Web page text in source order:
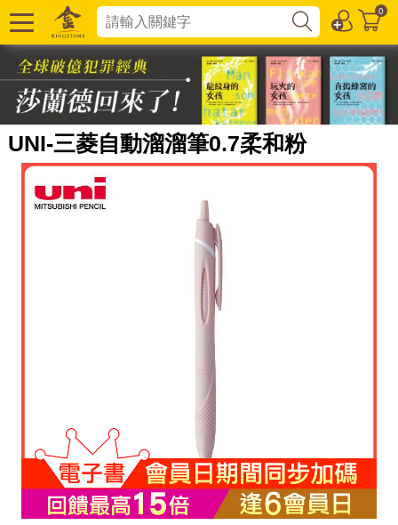
0
UNI-三菱自動溜溜筆0.7柔和粉